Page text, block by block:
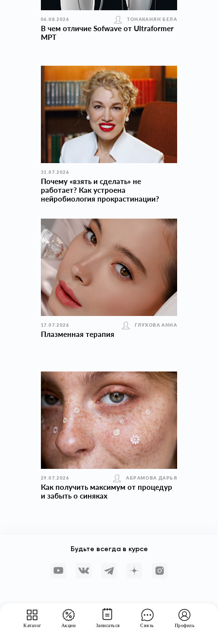
Каталог Акции Записаться Связь Профиль
06.08.2026 ТОНАКАНЯН БЕЛА
В чем отличие Sofwave от Ultraformer
MPT
31.07.2026
Почему «взять и сделать» не
работает? Как устроена
нейробиология прокраcтинации?
17.07.2026 ГЛУХОВА АННА
Плазменная терапия
29.07.2026 АБРАМОВА ДАРЬЯ
Как получить максимум от процедур
и забыть о синяках
Будьте всегда в курсе